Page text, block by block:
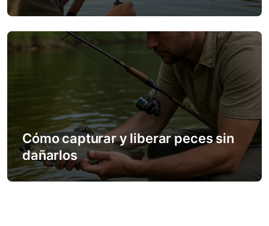
Cómo capturar y liberar peces sin
dañarlos